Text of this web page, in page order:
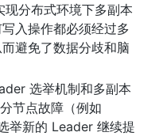
现分布式环境下多副本
入操作都必须经过多
避免了数据分歧和脑
选举机制和多副本
节点故障（例如
举新的 Leader 继续提